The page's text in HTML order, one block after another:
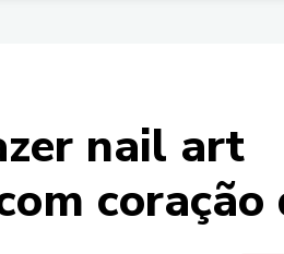
nail art
coração